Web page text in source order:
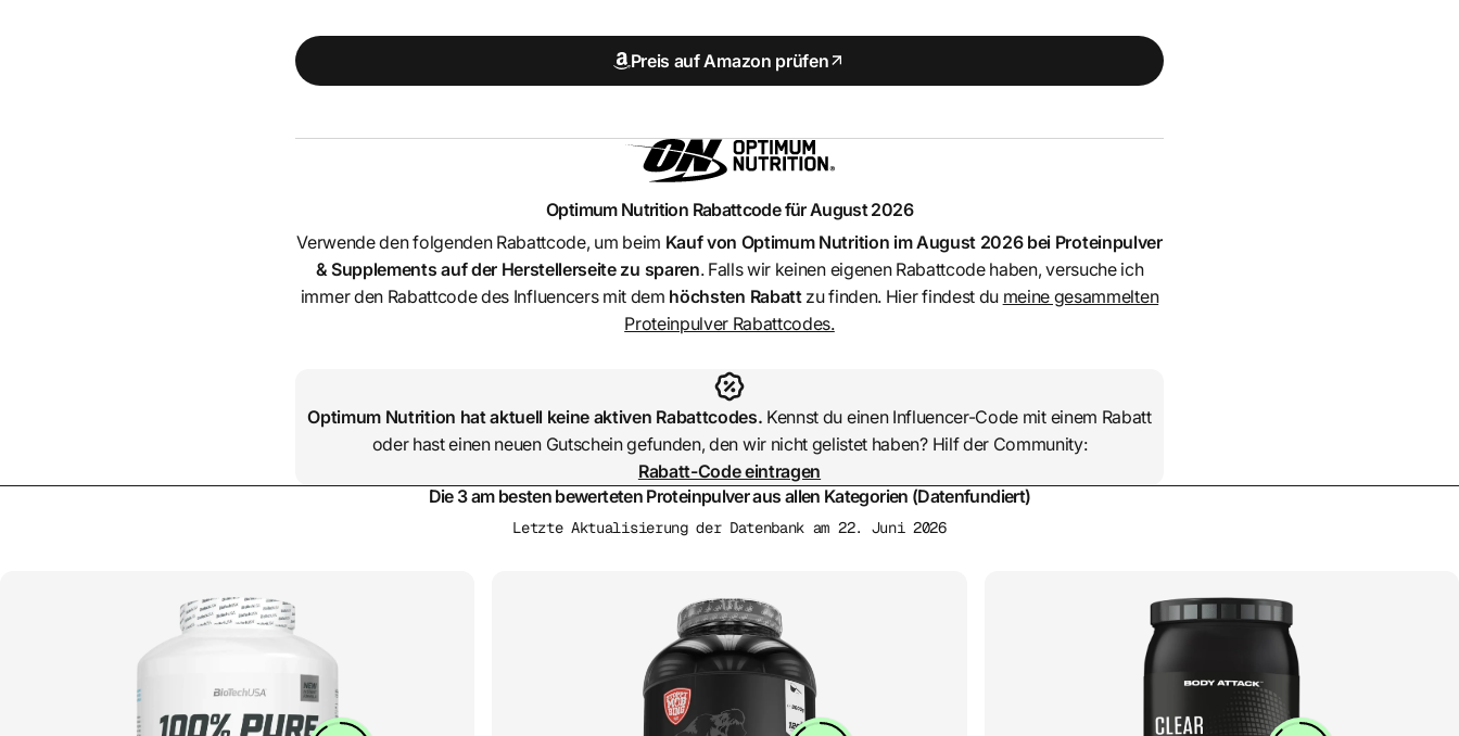
Preis auf Amazon prüfen
Optimum Nutrition Rabattcode für August 2026
Verwende den folgenden Rabattcode, um beim Kauf von Optimum Nutrition im August 2026 bei Proteinpulver
& Supplements auf der Herstellerseite zu sparen. Falls wir keinen eigenen Rabattcode haben, versuche ich
immer den Rabattcode des Influencers mit dem höchsten Rabattzu finden. Hier findest du meine gesammelten
Proteinpulver Rabattcodes.
Optimum Nutrition hat aktuell keine aktiven Rabattcodes. Kennst du einen Influencer-Code mit einem Rabatt
oder hast einen neuen Gutschein gefunden, den wir nicht gelistet haben? Hilf der Community:
Rabatt-Code eintragen
Die 3 am besten bewerteten Proteinpulver aus allen Kategorien (Datenfundiert)
Letzte Aktualisierung der Datenbank am 22. Juni 2026